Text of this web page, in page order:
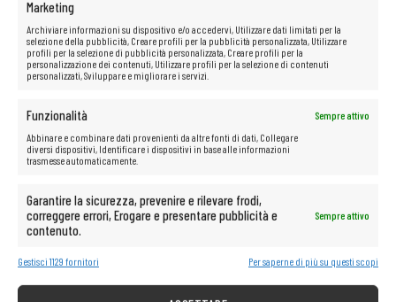
Marketing
Archiviare informazioni su dispositivo e/o accedervi, Utilizzare dati limitati per la
selezione della pubblicità, Creare profili per la pubblicità personalizzata, Utilizzare
profili per la selezione di pubblicità personalizzata, Creare profili per la
personalizzazione dei contenuti, Utilizzare profili per la selezione di contenuti
personalizzati, Sviluppare e migliorare i servizi.
Funzionalità
Sempre attivo
Abbinare e combinare dati provenienti da altre fonti di dati, Collegare
diversi dispositivi, Identificare i dispositivi in base alle informazioni
trasmesse automaticamente.
Garantire la sicurezza, prevenire e rilevare frodi,
correggere errori, Erogare e presentare pubblicità e
contenuto.
Sempre attivo
Gestisci 1129 fornitori Per saperne di più su questi scopi